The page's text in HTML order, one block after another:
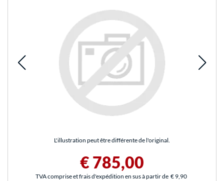
L'illustration peut être différente de l'original.
€ 785,00
TVA comprise et frais d'expédition en sus à partir de € 9,90